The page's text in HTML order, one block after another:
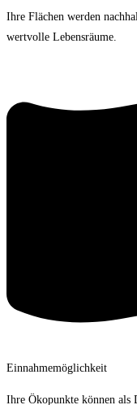
Ihre Flächen werden
wertvolle Lebensräume.
Einnahmemöglichkeit
Ihre Ökopunkte können als